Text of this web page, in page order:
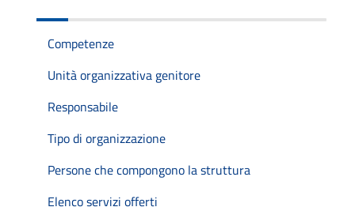
Competenze
Unità organizzativa genitore
Responsabile
Tipo di organizzazione
Persone che compongono la struttura
Elenco servizi offerti